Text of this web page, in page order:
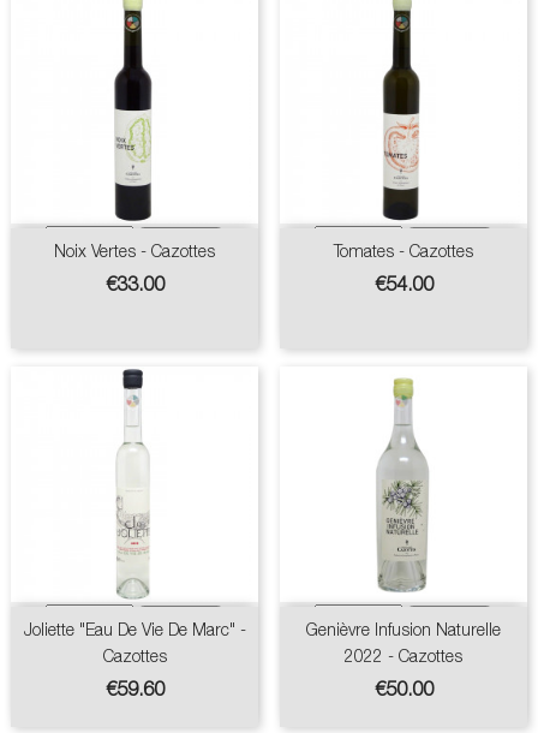
Noix Vertes - Cazottes
Price
€33.00
Tomates - Cazottes
Price
€54.00
Joliette "Eau De Vie De Marc" -
Cazottes
Price
€59.60
Genièvre Infusion Naturelle
2022 - Cazottes
Price
€50.00